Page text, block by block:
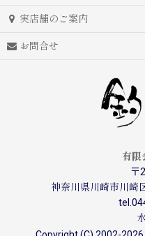
実店舗のご案内
お問合せ
有限
〒
神奈川県川崎市川崎